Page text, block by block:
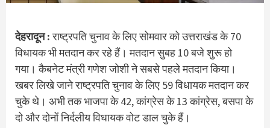
देहरादून :राष्ट्रपति चुनाव के लिए सोमवार को उत्तराखंड के 70
विधायक भी मतदान कर रहे हैं। मतदान सुबह 10 बजे शुरू हो
गया। कैबनेट मंत्री गणेश जोशी ने सबसे पहले मतदान किया।
खबर लिखे जाने राष्ट्रपति चुनाव के लिए 59 विधायक मतदान कर
चुके थे। अभी तक भाजपा के 42, कांग्रेस के 13 कांग्रेस, बसपा के
दो और दोनों निर्दलीय विधायक वोट डाल चुके हैं।